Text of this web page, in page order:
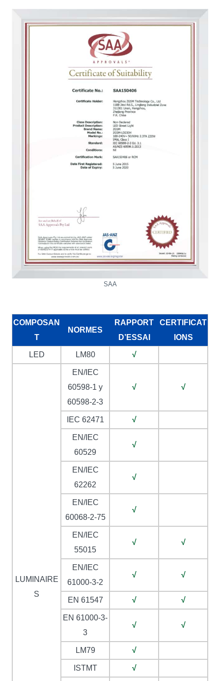
SAA
COMPOSAN
T
NORMES
RAPPORT
D’ESSAI
CERTIFICAT
IONS
LED LM80 √
LUMINAIRE
S
EN/IEC
60598-1 y
60598-2-3
√ √
IEC 62471 √
EN/IEC
60529
√
EN/IEC
62262
√
EN/IEC
60068-2-75
√
EN/IEC
55015
√ √
EN/IEC
61000-3-2
√ √
EN 61547 √ √
EN 61000-3-
3
√ √
LM79 √
ISTMT √